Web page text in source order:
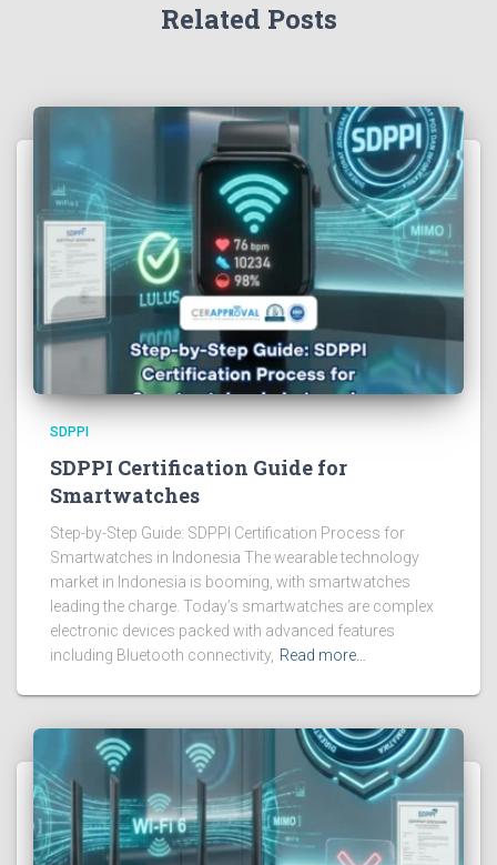
Related Posts
SDPPI
SDPPI Certification Guide for
Smartwatches
Step-by-Step Guide: SDPPI Certification Process for
Smartwatches in Indonesia The wearable technology
market in Indonesia is booming, with smartwatches
leading the charge. Today’s smartwatches are complex
electronic devices packed with advanced features
including Bluetooth connectivity, Read more…